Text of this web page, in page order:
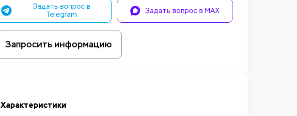
Задать вопрос в
Telegram
Задать вопрос в MAX
Запросить информацию
Характеристики